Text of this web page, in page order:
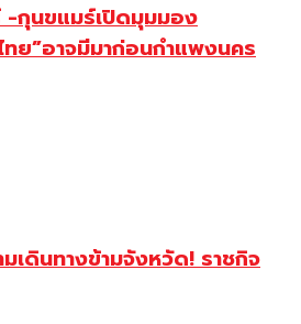
-กุนขแมร์เปิดมุมมอง
ย”อาจมีมาก่อนกำแพงนคร
เดินทางข้ามจังหวัด! ราชกิจ